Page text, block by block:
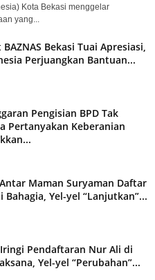
Kota Bekasi menggelar
yang...
Bekasi Tuai Apresiasi,
Perjuangkan Bantuan...
Pengisian BPD Tak
Pertanyakan Keberanian
Maman Suryaman Daftar
Bahagia, Yel-yel “Lanjutkan”...
Pendaftaran Nur Ali di
Yel-yel “Perubahan”...